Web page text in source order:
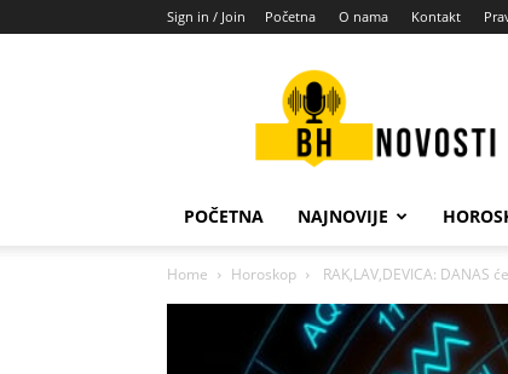
Sign in / Join Početna O nama Kontakt
POČETNA NAJNOVIJE
Home Horoskop RAK,LAV,DEVICA: DANAS